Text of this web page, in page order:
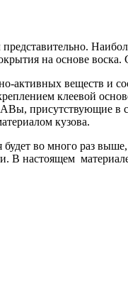
на основе воска.
активных веществ и
клеевой
присутствующие в
кузова.
во много раз
В настоящем